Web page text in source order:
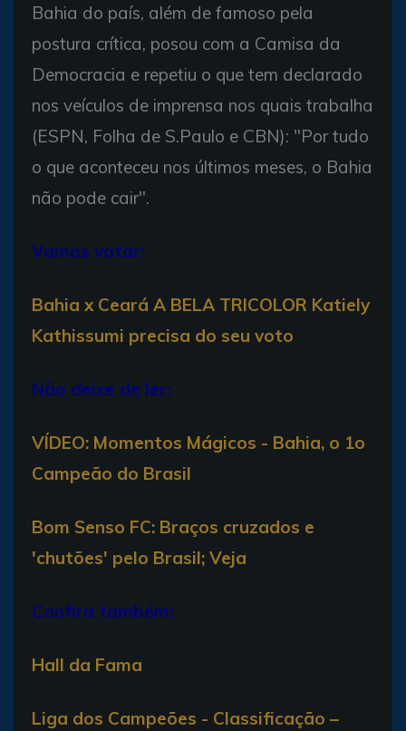
Bahia do país, além de famoso pela
postura crítica, posou com a Camisa da
Democracia e repetiu o que tem declarado
nos veículos de imprensa nos quais trabalha
(ESPN, Folha de S.Paulo e CBN): "Por tudo
o que aconteceu nos últimos meses, o Bahia
não pode cair".
Vamos votar:
Bahia x Ceará A BELA TRICOLOR Katiely
Kathissumi precisa do seu voto
Não deixe de ler:
VÍDEO: Momentos Mágicos - Bahia, o 1o
Campeão do Brasil
Bom Senso FC: Braços cruzados e
'chutões' pelo Brasil; Veja
Confira também:
Hall da Fama
Liga dos Campeões - Classificação –